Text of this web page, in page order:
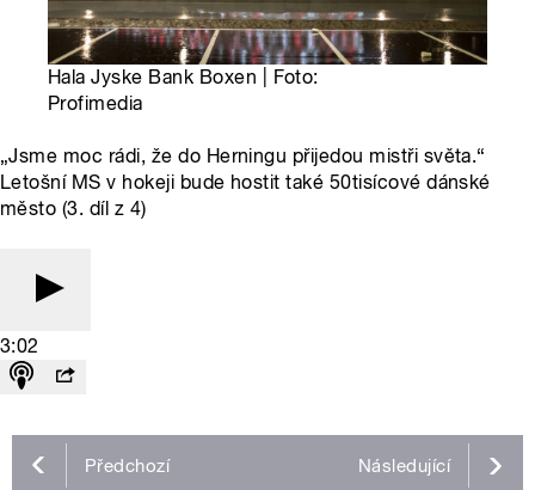
Hala Jyske Bank Boxen | Foto:
Profimedia
„Jsme moc rádi, že do Herningu přijedou mistři světa.“
Letošní MS v hokeji bude hostit také 50tisícové dánské
město (3. díl z 4)
3:02
Předchozí Následující